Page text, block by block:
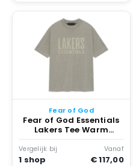
Fear of God
Fear of God Essentials
Lakers Tee Warm
Heather
Vergelijk bij
1 shop
Vanaf
€ 117,00